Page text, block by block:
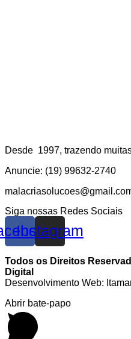
Desde 1997, trazendo
Anuncie: (19) 99632-2740
Siga nossas Redes Sociais
Instagram
Todos os Direitos
Digital
Desenvolvimento Web:
Abrir bate-papo